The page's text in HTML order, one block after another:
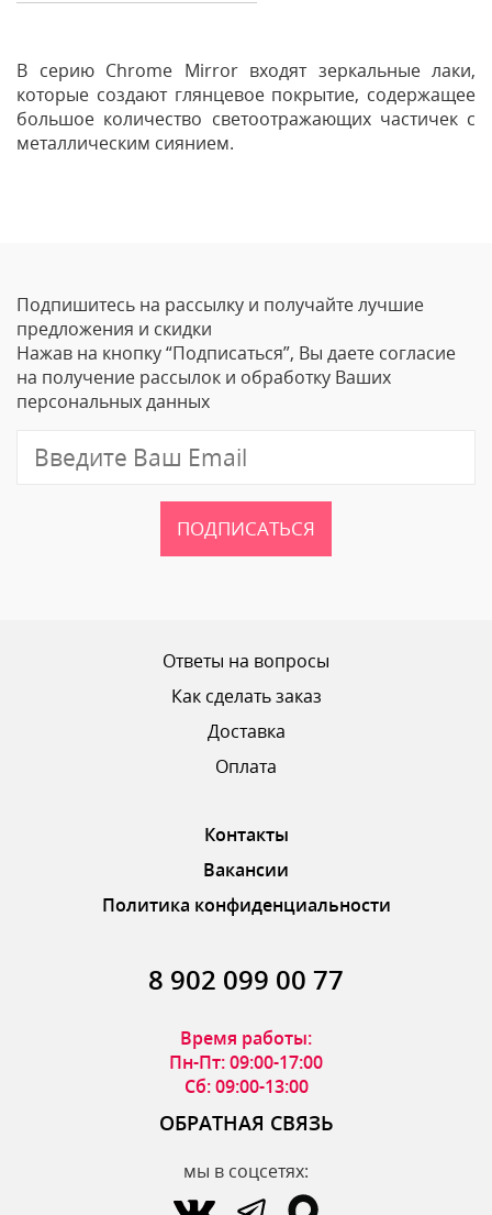
В серию Chrome Mirror входят зеркальные лаки,
которые создают глянцевое покрытие, содержащее
большое количество светоотражающих частичек с
металлическим сиянием.
Ваше Имя
Email
ОТПРАВИТЬ ОТЗЫВ
Подпишитесь на рассылку и получайте лучшие
предложения и скидки
Нажав на кнопку “Подписаться”, Вы даете согласие
на получение рассылок и обработку Ваших
персональных данных
ПОДПИСАТЬСЯ
Ответы на вопросы
Как сделать заказ
Доставка
Оплата
Контакты
Вакансии
Политика конфиденциальности
8 902 099 00 77
Время работы:
Пн-Пт: 09:00-17:00
Сб: 09:00-13:00
ОБРАТНАЯ СВЯЗЬ
мы в соцсетях: